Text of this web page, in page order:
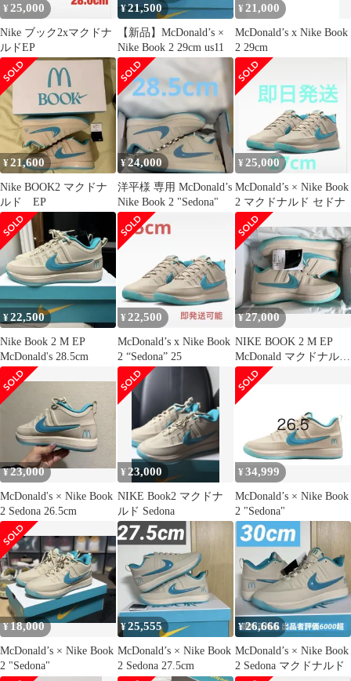
¥25,000
Nike ブック2xマクドナ
ルドEP
¥21,500
【新品】McDonald’s ×
Nike Book 2 29cm us11
¥ 21,000
McDonald’s x Nike Book
2 29cm
¥21,600
Nike BOOK2 マクドナ
ルド EP
¥24,000
洋平様 専用 McDonald’s
Nike Book 2 "Sedona"
¥ 25,000
McDonald’s × Nike Book
2 マクドナルド セドナ
¥22,500
Nike Book 2 M EP
McDonald's 28.5cm
¥ 22,500
McDonald’s x Nike Book
2 “Sedona” 25
¥27,000
NIKE BOOK 2 M EP
McDonald マクドナルド
26.5 新品
¥23,000
McDonald's × Nike Book
2 Sedona 26.5cm
¥ 23,000
NIKE Book2 マクドナ
ルド Sedona
¥34,999
McDonald’s × Nike Book
2 "Sedona"
¥18,000
McDonald’s × Nike Book
2 "Sedona"
¥25,555
McDonald’s × Nike Book
2 Sedona 27.5cm
¥26,666
McDonald’s × Nike Book
2 Sedona マクドナルド